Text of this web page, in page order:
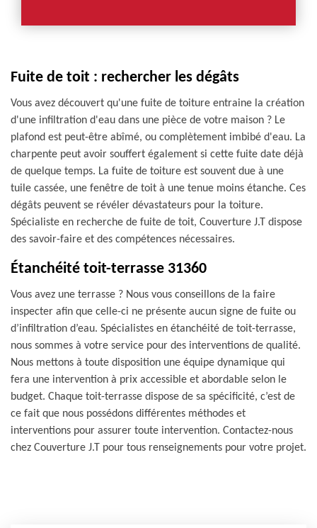
Fuite de toit : rechercher les dégâts
Vous avez découvert qu'une fuite de toiture entraine la création
d'une infiltration d'eau dans une pièce de votre maison ? Le
plafond est peut-être abîmé, ou complètement imbibé d'eau. La
charpente peut avoir souffert également si cette fuite date déjà
de quelque temps. La fuite de toiture est souvent due à une
tuile cassée, une fenêtre de toit à une tenue moins étanche. Ces
dégâts peuvent se révéler dévastateurs pour la toiture.
Spécialiste en recherche de fuite de toit, Couverture J.T dispose
des savoir-faire et des compétences nécessaires.
Étanchéité toit-terrasse 31360
Vous avez une terrasse ? Nous vous conseillons de la faire
inspecter afin que celle-ci ne présente aucun signe de fuite ou
d’infiltration d’eau. Spécialistes en étanchéité de toit-terrasse,
nous sommes à votre service pour des interventions de qualité.
Nous mettons à toute disposition une équipe dynamique qui
fera une intervention à prix accessible et abordable selon le
budget. Chaque toit-terrasse dispose de sa spécificité, c’est de
ce fait que nous possédons différentes méthodes et
interventions pour assurer toute intervention. Contactez-nous
chez Couverture J.T pour tous renseignements pour votre projet.